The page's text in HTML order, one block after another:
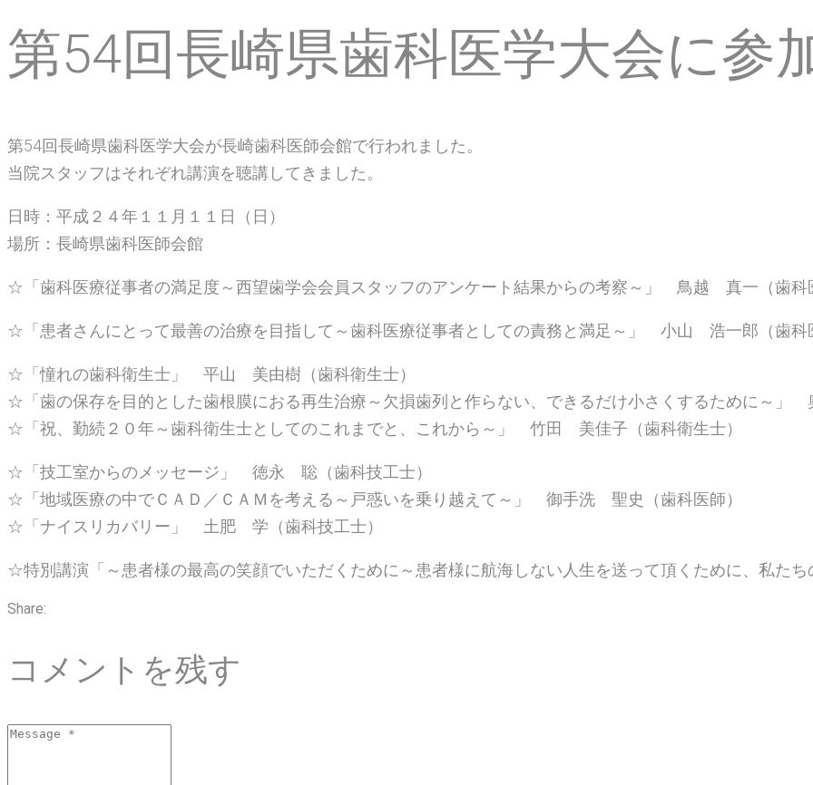
第54回長崎県歯科医学大会に参
第54回長崎県歯科医学大会が長崎歯科医師会館で行われました。
当院スタッフはそれぞれ講演を聴講してきました。
日時：平成２４年１１月１１日（日）
場所：長崎県歯科医師会館
☆「歯科医療従事者の満足度～西望歯学会会員スタッフのアンケート結果からの考察～」 鳥越 真一（歯科
☆「患者さんにとって最善の治療を目指して～歯科医療従事者としての責務と満足～」 小山 浩一郎（歯科
☆「憧れの歯科衛生士」 平山 美由樹（歯科衛生士）
☆「歯の保存を目的とした歯根膜におる再生治療～欠損歯列と作らない、できるだけ小さくするために～」
☆「祝、勤続２０年～歯科衛生士としてのこれまでと、これから～」 竹田 美佳子（歯科衛生士）
☆「技工室からのメッセージ」 徳永 聡（歯科技工士）
☆「地域医療の中でＣＡＤ／ＣＡＭを考える～戸惑いを乗り越えて～」 御手洗 聖史（歯科医師）
☆「ナイスリカバリー」 土肥 学（歯科技工士）
☆特別講演「～患者様の最高の笑顔でいただくために～患者様に航海しない人生を送って頂くために、私た
Share:
コメントを残す